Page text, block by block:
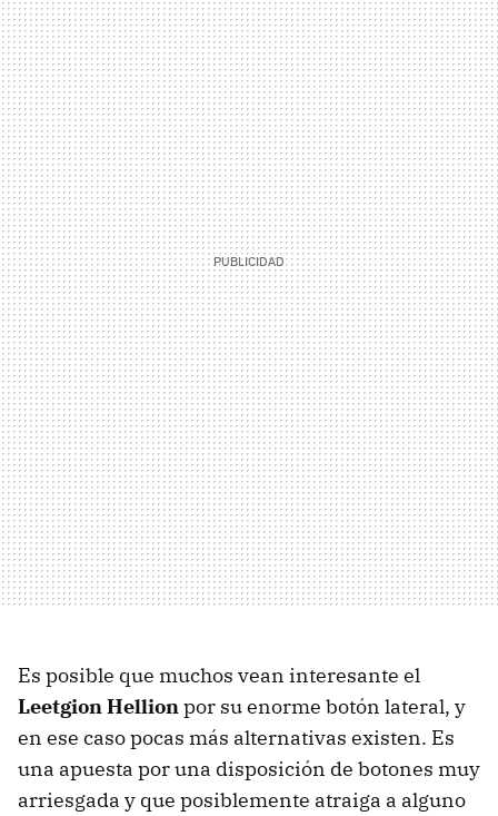
Es posible que muchos vean interesante el
Leetgion Hellionpor su enorme botón lateral, y
en ese caso pocas más alternativas existen. Es
una apuesta por una disposición de botones muy
arriesgada y que posiblemente atraiga a alguno